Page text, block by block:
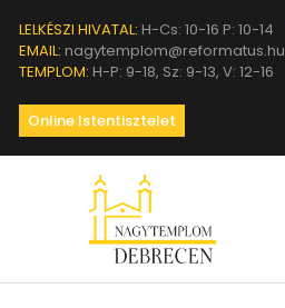
LELKÉSZI HIVATAL: H-Cs: 10-16 P: 10-14
EMAIL: nagytemplom@reformatus.hu
TEMPLOM: H-P: 9-18, Sz: 9-13, V: 12-16
Online Istentisztelet